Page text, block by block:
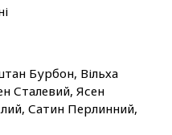
Бурбон, Вільха
Сталевий, Ясен
Сатин Перлинний,